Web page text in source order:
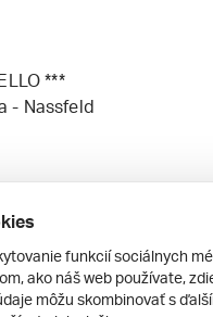
***
- Nassfeld
funkcií sociálnych
ako náš web používate,
môžu skombinovať s